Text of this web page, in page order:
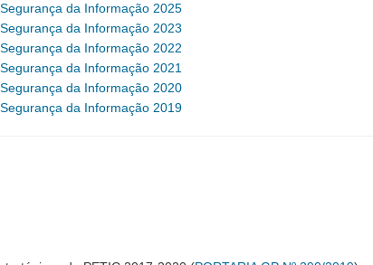
da Informação 2025
da Informação 2023
da Informação 2022
da Informação 2021
da Informação 2020
da Informação 2019